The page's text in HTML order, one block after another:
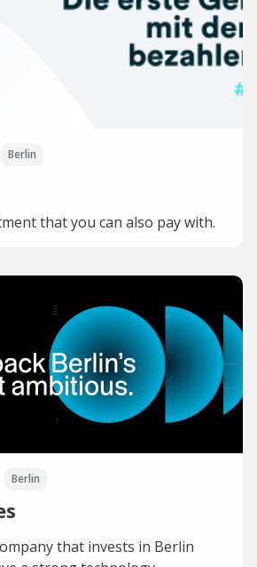
Berlin
that you can also pay with.
Berlin
that invests in Berlin